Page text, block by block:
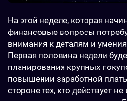
На этой неделе, которая
финансовые вопросы
внимания к деталям и
Первая половина недели
планирования крупных
повышении заработной
стороне тех, кто действует